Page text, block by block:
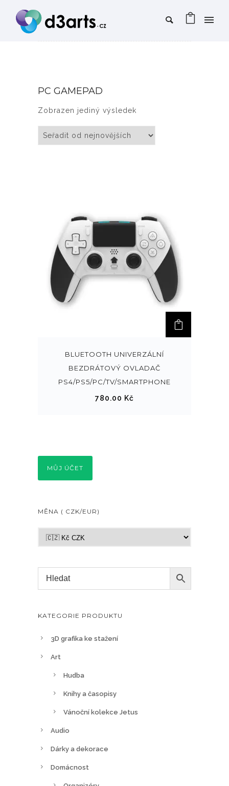
PC GAMEPAD
Zobrazen jediný výsledek
BLUETOOTH UNIVERZÁLNÍ
BEZDRÁTOVÝ OVLADAČ
PS4/PS5/PC/TV/SMARTPHONE
780.00 Kč
MŮJ ÚČET
MĚNA ( CZK/EUR)
KATEGORIE PRODUKTU
3D grafika ke stažení
Art
Hudba
Knihy a časopisy
Vánoční kolekce Jetus
Audio
Dárky a dekorace
Domácnost